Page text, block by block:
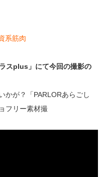
系筋肉
スplus」にて今回の撮影の
かが？「PARLORあらごし
フリー素材撮